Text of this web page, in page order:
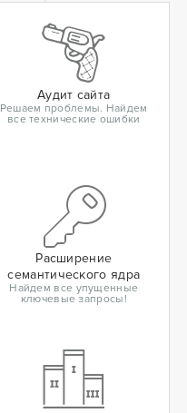
Аудит сайта
Решаем проблемы. Найдем
все технические ошибки
Расширение
семантического ядра
Найдем все упущенные
ключевые запросы!